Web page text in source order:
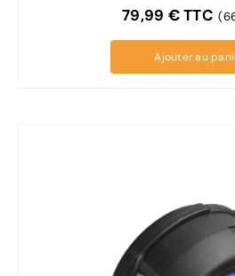
79,99 €TTC
Ajouter au